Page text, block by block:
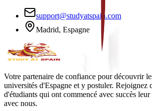
support@studyatspain.com
Madrid, Espagne
Votre partenaire de confiance pour découvrir
universités d'Espagne et y postuler. Rejoignez
d'étudiants qui ont commencé avec succès
avec nous.